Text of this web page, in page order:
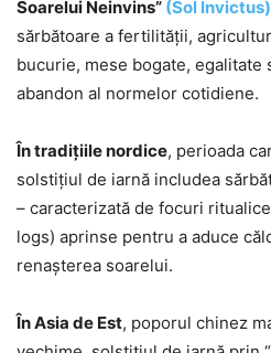
Soarelui Neinvins” (Sol Invictus)
sărbătoare a fertilității,
bucurie, mese bogate, egalitate
abandon al normelor cotidiene.
În tradițiile nordice, perioada
solstițiul de iarnă includea
– caracterizată de focuri
logs) aprinse pentru a aduce
renașterea soarelui.
În Asia de Est, poporul chinez